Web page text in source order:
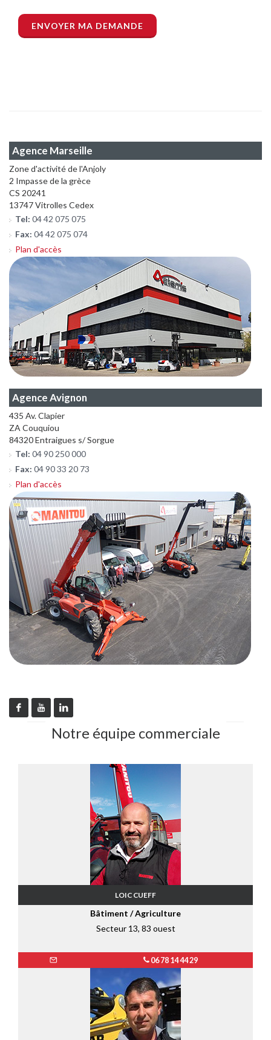
Agence Marseille
Zone d'activité de l'Anjoly
2 Impasse de la grèce
CS 20241
13747 Vitrolles Cedex
Tel: 04 42 075 075
Fax: 04 42 075 074
Plan d'accès
Agence Avignon
435 Av. Clapier
ZA Couquiou
84320 Entraigues s/ Sorgue
Tel: 04 90 250 000
Fax: 04 90 33 20 73
Plan d'accès
Notre équipe commerciale
LOIC CUEFF
Bâtiment / Agriculture
Secteur 13, 83 ouest
06 78 14 44 29